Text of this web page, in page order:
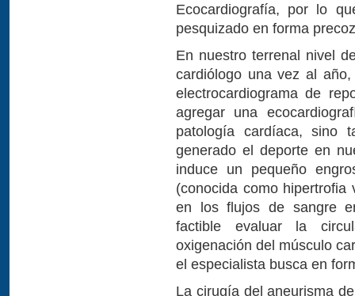
Ecocardiografía, por lo
pesquizado en forma
En nuestro terrenal nivel
cardiólogo una vez al
electrocardiograma de
agregar una
patología cardíaca, sino
generado el deporte en
induce un pequeño
(conocida como
en los flujos de sangre
factible evaluar la
oxigenación del músculo
el especialista busca en
La cirugía del aneurisma